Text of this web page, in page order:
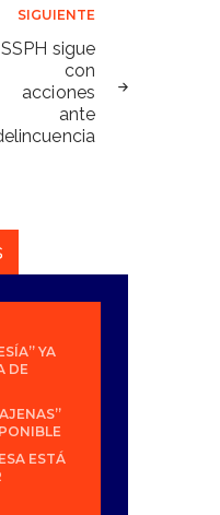
SIGUIENTE
SSPH sigue
con
acciones
ante
YA
DE
ESTÁ